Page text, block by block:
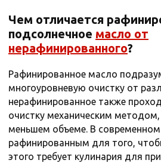
Чем отличается
подсолнечное масло от
нерафинированного?
Рафинированное масло
многоуровневую очистку от
нерафинированное также
очистку механическим
меньшем объеме. В
рафинированным для того,
этого требует кулинария для